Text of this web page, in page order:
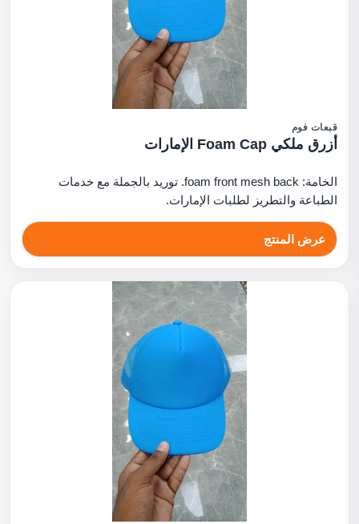
قبعات فوم
أزرق ملكي Foam Cap الإمارات
الخامة: foam front mesh back. توريد بالجملة مع خدمات
الطباعة والتطريز لطلبات الإمارات.
عرض المنتج